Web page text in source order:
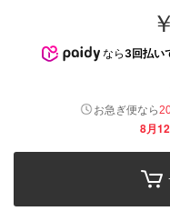
なら 3回払い
お急ぎ便なら
8月